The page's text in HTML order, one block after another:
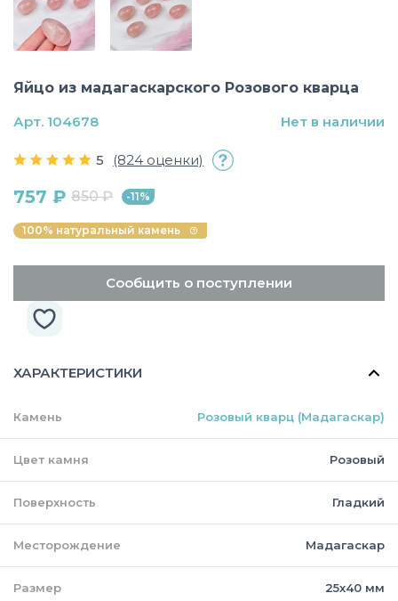
Яйцо из мадагаскарского Розового кварца
5 (824 оценки)
757 ₽ 850 ₽ -11%
100% натуральный камень
Сообщить о поступлении
Арт. 104678 Нет в наличии
ХАРАКТЕРИСТИКИ
Камень Розовый кварц (Мадагаскар)
Цвет камня Розовый
Поверхность Гладкий
Месторождение Мадагаскар
Размер 25х40 мм